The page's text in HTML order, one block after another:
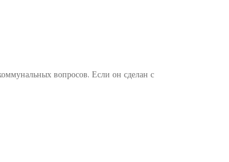
вопросов. Если он сделан с